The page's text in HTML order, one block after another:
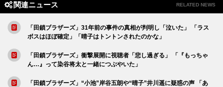
関連ニュース RELATED NEWS
「田鎖ブラザーズ」31年前の事件の真相が判明し「泣いた」 「ラス
ボスはほぼ確定」「晴子はトントンされたのかな」
「田鎖ブラザーズ」衝撃展開に視聴者「悲し過ぎる」 「『もっちゃ
ん…』って染谷将太と一緒につぶやいた」
「田鎖ブラザーズ」“小池”岸谷五朗や“晴子”井川遥に疑惑の声 「あ